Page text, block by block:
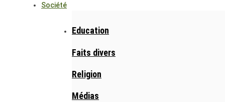
Société
Education
Faits divers
Religion
Médias